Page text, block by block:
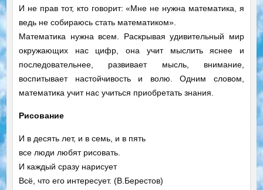
И не прав тот, кто говорит: «Мне не нужна математика, я
ведь не собираюсь стать математиком».
Математика нужна всем. Раскрывая удивительный мир
окружающих нас цифр, она учит мыслить яснее и
последовательнее, развивает мысль, внимание,
воспитывает настойчивость и волю. Одним словом,
математика учит нас учиться приобретать знания.
Рисование
И в десять лет, и в семь, и в пять
все люди любят рисовать.
И каждый сразу нарисует
Всё, что его интересует. (В.Берестов)